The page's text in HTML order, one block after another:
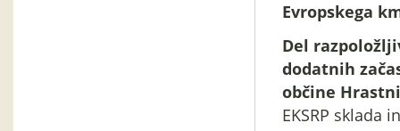
Evropskega
Del
dodatnih
občine
EKSRP sklada